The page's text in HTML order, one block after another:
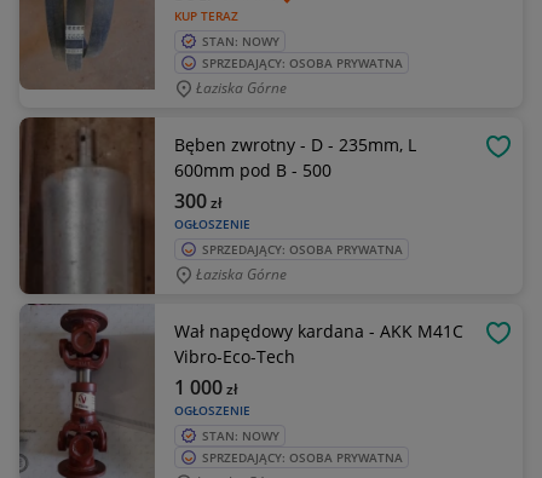
KUP TERAZ
STAN: NOWY
SPRZEDAJĄCY: OSOBA PRYWATNA
Łaziska Górne
Bęben zwrotny - D - 235mm, L
600mm pod B - 500
OGŁOSZENIE
300zł
SPRZEDAJĄCY: OSOBA PRYWATNA
Łaziska Górne
Wał napędowy kardana - AKK M41C
Vibro-Eco-Tech
OGŁOSZENIE
1 000zł
STAN: NOWY
SPRZEDAJĄCY: OSOBA PRYWATNA